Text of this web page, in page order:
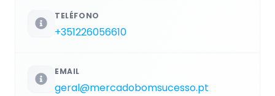
TELÉFONO
+351226056610
EMAIL
geral@mercadobomsucesso.pt